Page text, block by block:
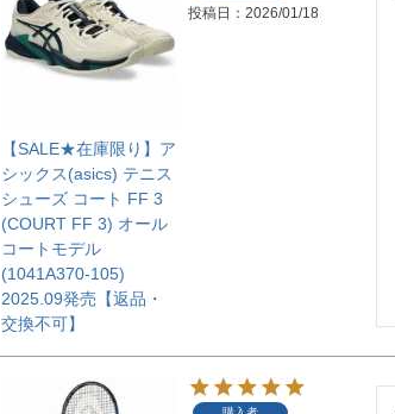
【SALE★在庫限り】ア
シックス(asics) テニス
シューズ コート FF 3
(COURT FF 3) オール
コートモデル
(1041A370-105)
2025.09発売【返品・
交換不可】
投稿日 2026/01/18